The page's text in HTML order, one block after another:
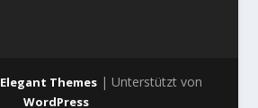
Elegant Themes| Unterstützt von
WordPress